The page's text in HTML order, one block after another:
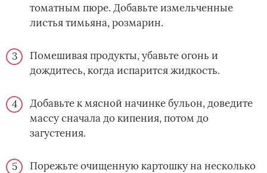
томатным пюре. Добавьте измельченные
листья тимьяна, розмарин.
Помешивая продукты, убавьте огонь и
дождитесь, когда испарится жидкость.
Добавьте к мясной начинке бульон, доведите
массу сначала до кипения, потом до
загустения.
Порежьте очищенную картошку на несколько